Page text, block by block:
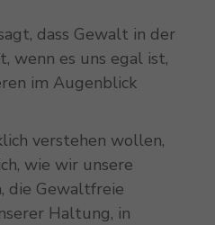
dass Gewalt in der
wenn es uns egal ist,
im Augenblick
verstehen wollen,
wie wir unsere
die Gewaltfreie
Haltung, in